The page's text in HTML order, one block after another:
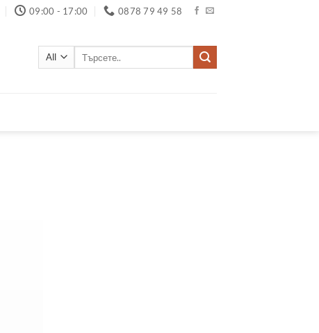
09:00 - 17:00 0878 79 49 58